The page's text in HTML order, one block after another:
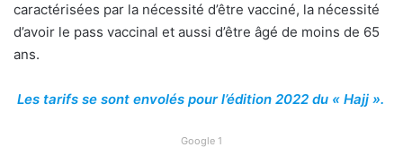
caractérisées par la nécessité d’être vacciné, la nécessité
d’avoir le pass vaccinal et aussi d’être âgé de moins de 65
ans.
Les tarifs se sont envolés pour l’édition 2022 du « Hajj ».
Google 1